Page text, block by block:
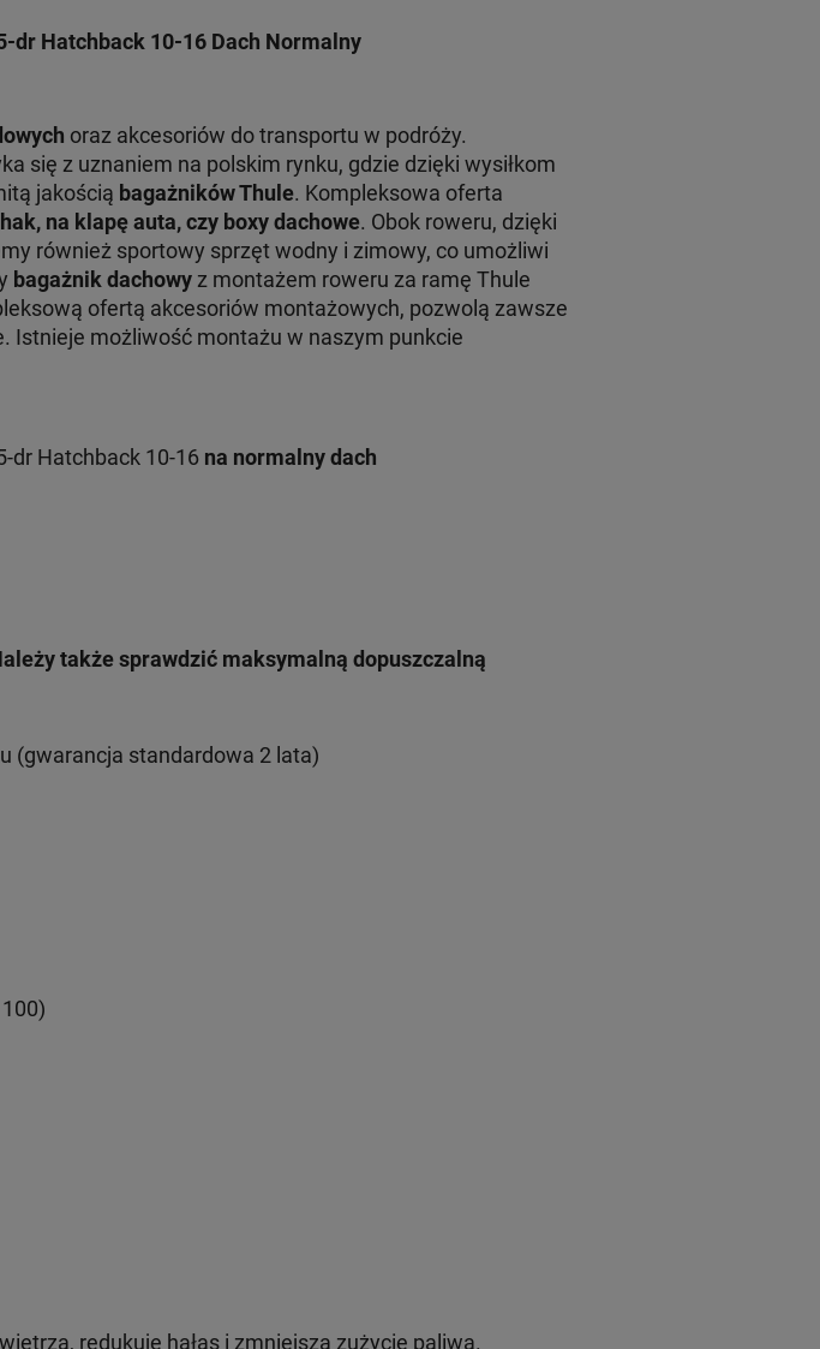
dr Hatchback 10-16 Dach Normalny
oraz akcesoriów do transportu w podróży.
się z uznaniem na polskim rynku, gdzie dzięki wysiłkom
jakością bagażników Thule. Kompleksowa oferta
na klapę auta, czy boxy dachowe. Obok roweru, dzięki
również sportowy sprzęt wodny i zimowy, co umożliwi
bagażnik dachowyz montażem roweru za ramę Thule
ofertą akcesoriów montażowych, pozwolą zawsze
Istnieje możliwość montażu w naszym punkcie
dr Hatchback 10-16 na normalny dach
także sprawdzić maksymalną dopuszczalną
(gwarancja standardowa 2 lata)
redukuje hałas i zmniejsza zużycie paliwa.